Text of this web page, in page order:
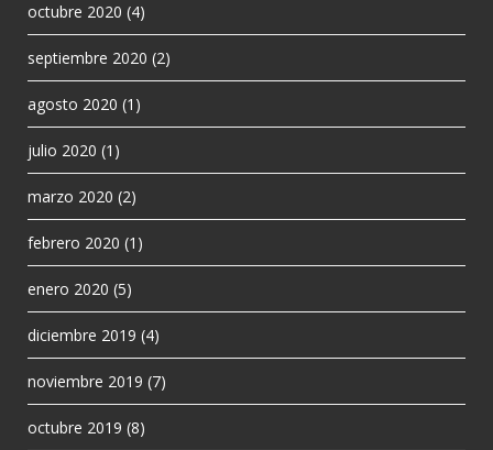
octubre 2020 (4)
septiembre 2020 (2)
agosto 2020 (1)
julio 2020 (1)
marzo 2020 (2)
febrero 2020 (1)
enero 2020 (5)
diciembre 2019 (4)
noviembre 2019 (7)
octubre 2019 (8)